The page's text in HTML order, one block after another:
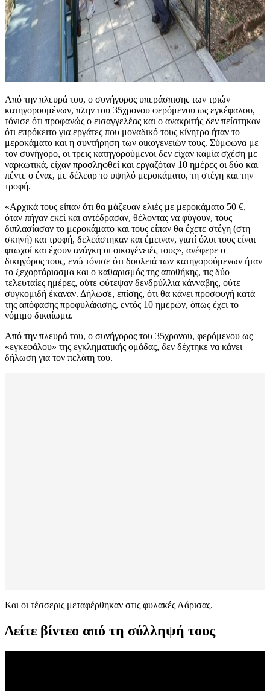
Από την πλευρά του, ο συνήγορος υπεράσπισης των τριών
κατηγορουμένων, πλην του 35χρονου φερόμενου ως εγκέφαλου,
τόνισε ότι προφανώς ο εισαγγελέας και ο ανακριτής δεν πείστηκαν
ότι επρόκειτο για εργάτες που μοναδικό τους κίνητρο ήταν το
μεροκάματο και η συντήρηση των οικογενειών τους. Σύμφωνα με
τον συνήγορο, οι τρεις κατηγορούμενοι δεν είχαν καμία σχέση με
ναρκωτικά, είχαν προσληφθεί και εργαζόταν 10 ημέρες οι δύο και
πέντε ο ένας, με δέλεαρ το υψηλό μεροκάματο, τη στέγη και την
τροφή.
«Αρχικά τους είπαν ότι θα μάζευαν ελιές με μεροκάματο 50 €,
όταν πήγαν εκεί και αντέδρασαν, θέλοντας να φύγουν, τους
διπλασίασαν το μεροκάματο και τους είπαν θα έχετε στέγη (στη
σκηνή) και τροφή, δελεάστηκαν και έμειναν, γιατί όλοι τους είναι
φτωχοί και έχουν ανάγκη οι οικογένειές τους», ανέφερε ο
δικηγόρος τους, ενώ τόνισε ότι δουλειά των κατηγορούμενων ήταν
το ξεχορτάριασμα και ο καθαρισμός της αποθήκης, τις δύο
τελευταίες ημέρες, ούτε φύτεψαν δενδρύλλια κάνναβης, ούτε
συγκομιδή έκαναν. Δήλωσε, επίσης, ότι θα κάνει προσφυγή κατά
της απόφασης προφυλάκισης, εντός 10 ημερών, όπως έχει το
νόμιμο δικαίωμα.
Από την πλευρά του, ο συνήγορος του 35χρονου, φερόμενου ως
«εγκεφάλου» της εγκληματικής ομάδας, δεν δέχτηκε να κάνει
δήλωση για τον πελάτη του.
Και οι τέσσερις μεταφέρθηκαν στις φυλακές Λάρισας.
Δείτε βίντεο από τη σύλληψή τους